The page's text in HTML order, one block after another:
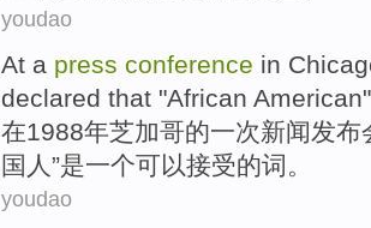
youdao
At a press conference in
declared that "African American
在1988年芝加哥的一次新闻发布
国人 ”是一个可以接受的词 。
youdao